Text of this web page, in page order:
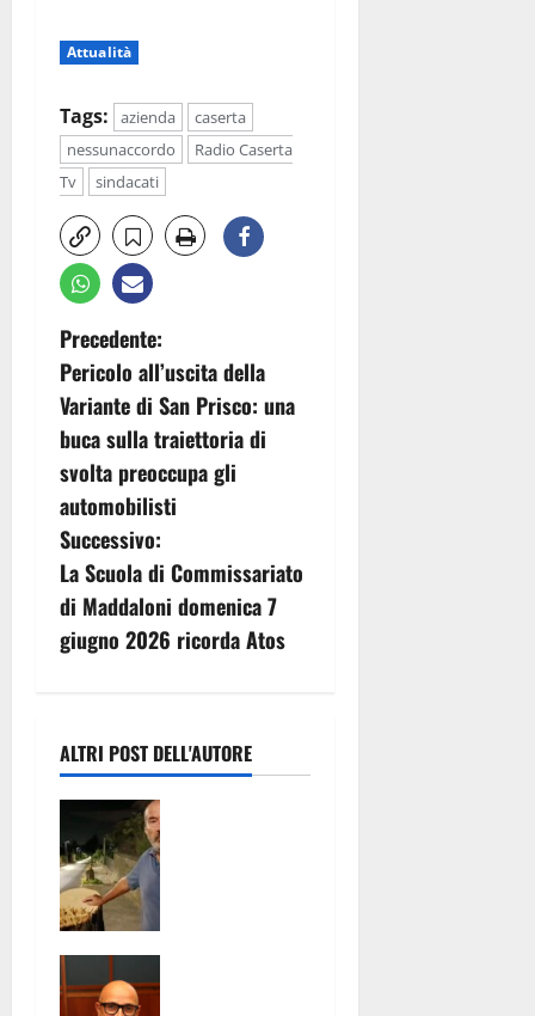
Attualità
Tags: azienda
caserta
nessunaccordo
Radio Caserta
Tv
sindacati
N
a
v
i
g
a
z
o
n
e
a
r
t
Precedente:
Pericolo all’uscita della
Variante di San Prisco: una
buca sulla traiettoria di
svolta preoccupa gli
automobilisti
Successivo:
La Scuola di Commissariato
di Maddaloni domenica 7
giugno 2026 ricorda Atos
ALTRI POST DELL'AUTORE